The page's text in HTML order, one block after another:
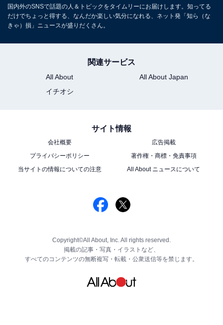
国内外のSNSで話題の人＆トピックをタイムリーにお届けします。知ってる
だけでちょっと得する、なんだか楽しい気分になれる、ネット発「知ら（な
きゃ）損」ニュースが盛りだくさん。
関連サービス
All About
All About Japan
イチオシ
サイト情報
会社概要
広告掲載
プライバシーポリシー
著作権・商標・免責事項
当サイトの情報についての注意
All About ニュースについて
Copyright©All About, Inc. All rights reserved.
掲載の記事・写真・イラストなど、
すべてのコンテンツの無断複写・転載・公衆送信等を禁じます。